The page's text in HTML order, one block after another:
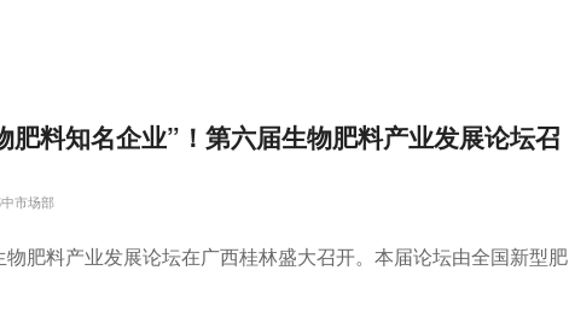
肥料知名企业”！第六届生物肥料产业发展论坛召
市场部
肥料产业发展论坛在广西桂林盛大召开。本届论坛由全国新型肥